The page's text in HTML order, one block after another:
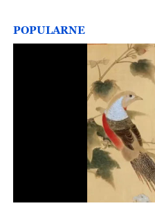
POPULARNE